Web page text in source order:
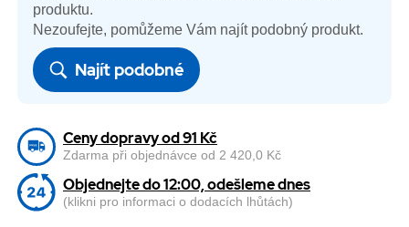
produktu.
Nezoufejte, pomůžeme Vám najít podobný produkt.
Najít podobné
Ceny dopravy od 91 Kč
Zdarma při objednávce od 2 420,0 Kč
Objednejte do 12:00, odešleme dnes
(klikni pro informaci o dodacích lhůtách)